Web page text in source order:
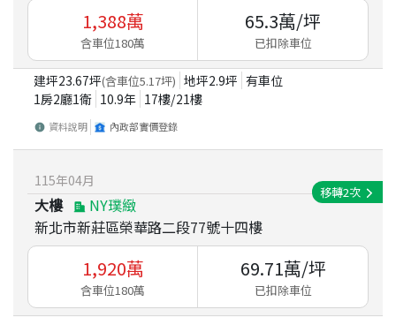
1,388萬
含車位180萬
65.3萬/坪
已扣除車位
建坪23.67坪(含車位5.17坪) 地坪2.9坪 有車位
1房2廳1衛 10.9年 17樓/21樓
資料說明 內政部實價登錄
115年04月
大樓
NY璞緻
新北市新莊區榮華路二段77號十四樓
移轉2次
1,920萬
含車位180萬
69.71萬/坪
已扣除車位